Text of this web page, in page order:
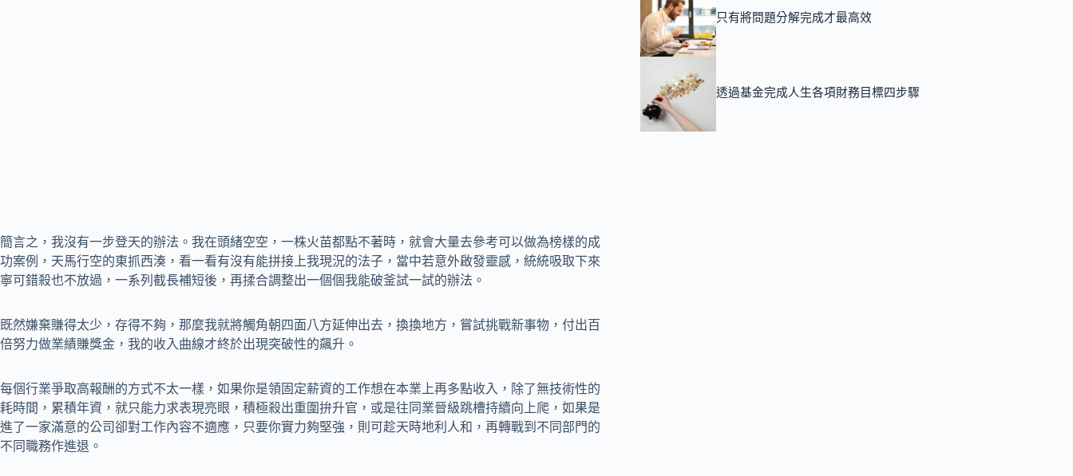
簡言之，我沒有一步登天的辦法。我在頭緒空空，一株火苗都點不著時，就會大量去參考可以做為榜樣的成
功案例，天馬行空的東抓西湊，看一看有沒有能拼接上我現況的法子，當中若意外啟發靈感，統統吸取下來
寧可錯殺也不放過，一系列截長補短後，再揉合調整出一個個我能破釜試一試的辦法。
既然嫌棄賺得太少，存得不夠，那麼我就將觸角朝四面八方延伸出去，換換地方，嘗試挑戰新事物，付出百
倍努力做業績賺獎金，我的收入曲線才終於出現突破性的飆升。
每個行業爭取高報酬的方式不太一樣，如果你是領固定薪資的工作想在本業上再多點收入，除了無技術性的
耗時間，累積年資，就只能力求表現亮眼，積極殺出重圍拚升官，或是往同業晉級跳槽持續向上爬，如果是
進了一家滿意的公司卻對工作內容不適應，只要你實力夠堅強，則可趁天時地利人和，再轉戰到不同部門的
不同職務作進退。
只有將問題分解完成才最高效
透過基金完成人生各項財務目標四步驟